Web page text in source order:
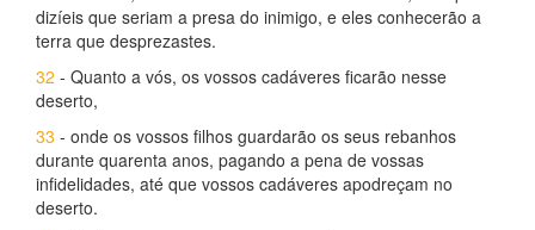
dizíeis que seriam a presa do inimigo, e eles conhecerão a
terra que desprezastes.
32 - Quanto a vós, os vossos cadáveres ficarão nesse
deserto,
33 - onde os vossos filhos guardarão os seus rebanhos
durante quarenta anos, pagando a pena de vossas
infidelidades, até que vossos cadáveres apodreçam no
deserto.